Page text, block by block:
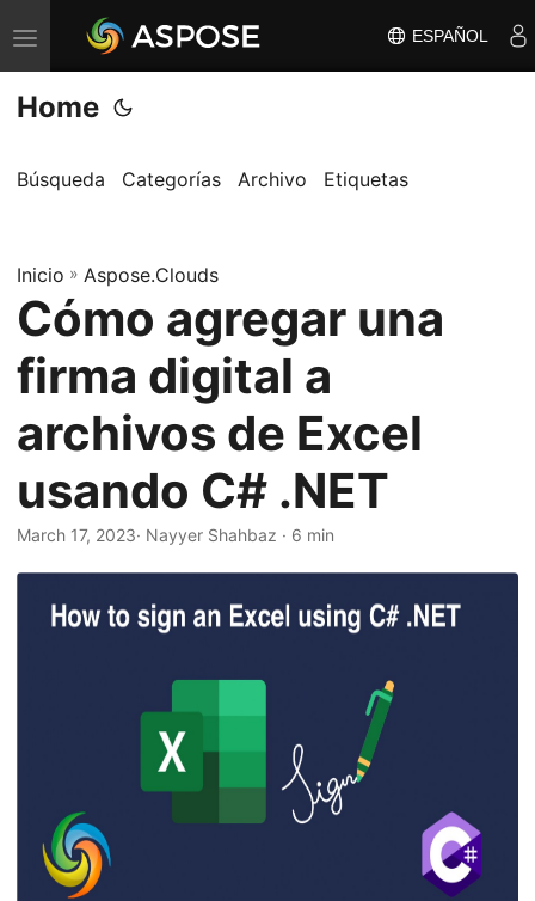
A
l
t
r
r
n
a
v
g
a
c
i
ó
ESPAÑOL
Home
Búsqueda Categorías Archivo Etiquetas
Inicio » Aspose.Clouds
Cómo agregar una
firma digital a
archivos de Excel
usando C# .NET
March 17, 2023· Nayyer Shahbaz · 6 min